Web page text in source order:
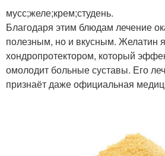
мусс;желе;крем;студень.
Благодаря этим блюдам лечение
полезным, но и вкусным. Желатин
хондропротектором, который
омолодит больные суставы. Его
признаёт даже официальная